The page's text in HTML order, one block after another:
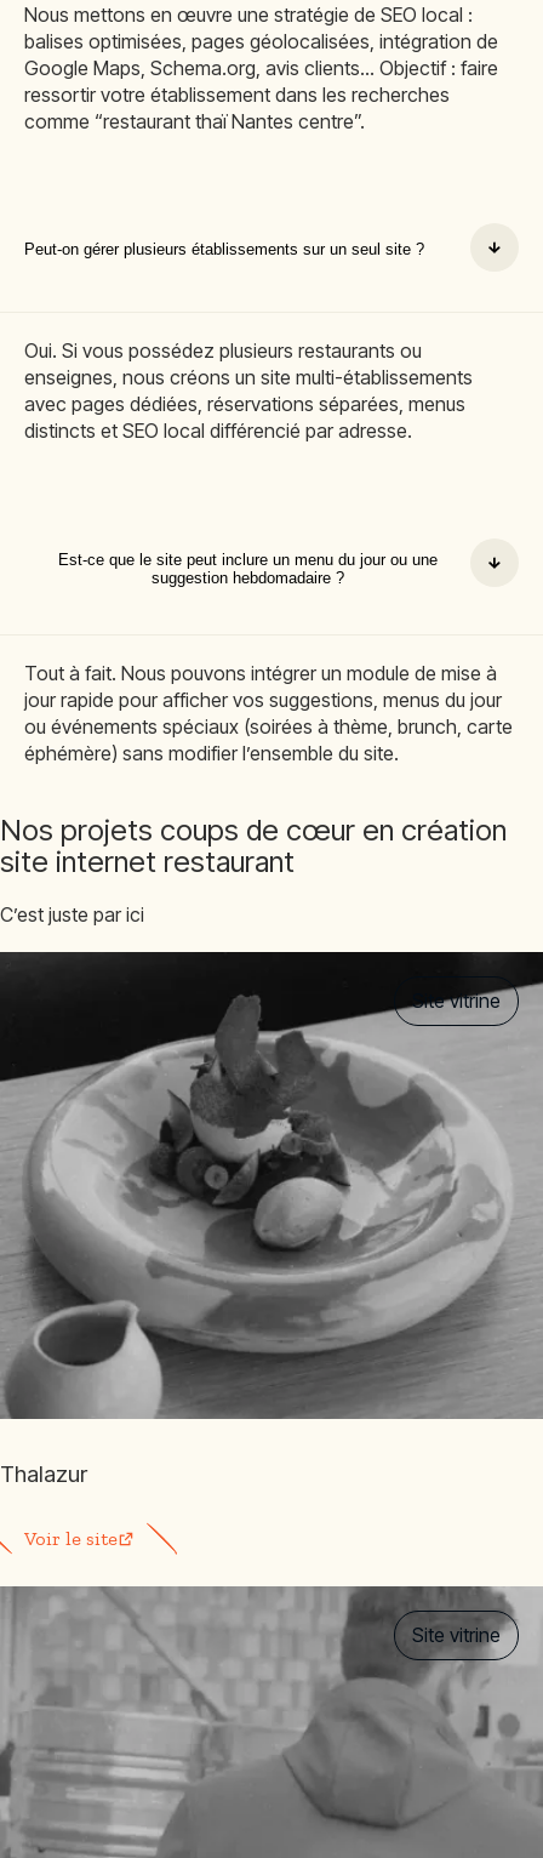
Nous mettons en œuvre une stratégie de SEO local :
balises optimisées, pages géolocalisées, intégration de
Google Maps, Schema.org, avis clients… Objectif : faire
ressortir votre établissement dans les recherches
comme “restaurant thaï Nantes centre”.
Peut-on gérer plusieurs établissements sur un seul site ?
Oui. Si vous possédez plusieurs restaurants ou
enseignes, nous créons un site multi-établissements
avec pages dédiées, réservations séparées, menus
distincts et SEO local différencié par adresse.
Est-ce que le site peut inclure un menu du jour ou une
suggestion hebdomadaire ?
Tout à fait. Nous pouvons intégrer un module de mise à
jour rapide pour afficher vos suggestions, menus du jour
ou événements spéciaux (soirées à thème, brunch, carte
éphémère) sans modifier l’ensemble du site.
Nos projets coups de cœur en création
site internet restaurant
C’est juste par ici
Site vitrine
Thalazur
Voir le site
Site vitrine